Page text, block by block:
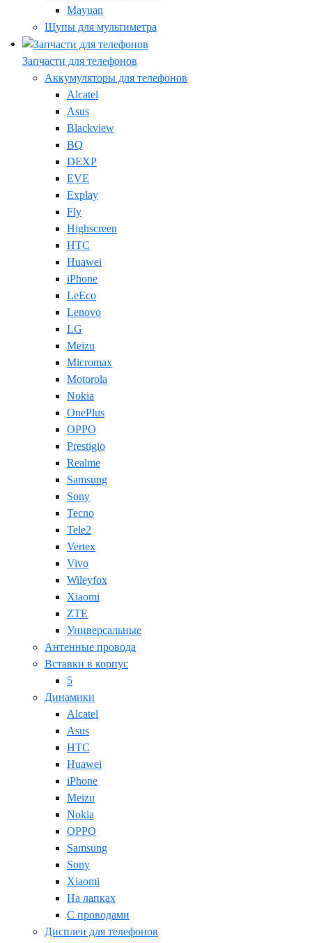
Mayuan
Щупы для мультиметра
Запчасти для телефонов
Аккумуляторы для телефонов
Alcatel
Asus
Blackview
BQ
DEXP
EVE
Explay
Fly
Highscreen
HTC
Huawei
iPhone
LeEco
Lenovo
LG
Meizu
Micromax
Motorola
Nokia
OnePlus
OPPO
Prestigio
Realme
Samsung
Sony
Tecno
Tele2
Vertex
Vivo
Wileyfox
Xiaomi
ZTE
Универсальные
Антенные провода
Вставки в корпус
5
Динамики
Alcatel
Asus
HTC
Huawei
iPhone
Meizu
Nokia
OPPO
Samsung
Sony
Xiaomi
На лапках
С проводами
Дисплеи для телефонов